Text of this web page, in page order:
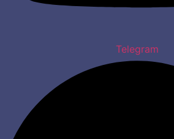
Telegram